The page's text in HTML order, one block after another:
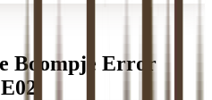
Boompje Error